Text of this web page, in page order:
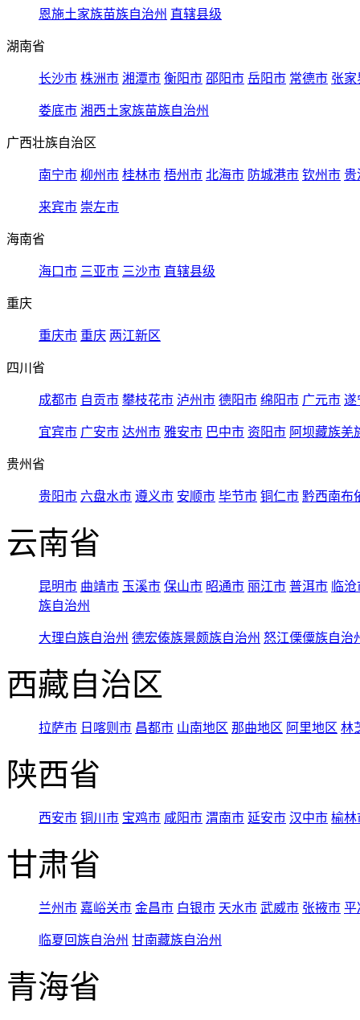
恩施土家族苗族自治州 直辖县级
湖南省
长沙市 株洲市 湘潭市 衡阳市 邵阳市 岳阳市 常德市 张家
娄底市 湘西土家族苗族自治州
广西壮族自治区
南宁市 柳州市 桂林市 梧州市 北海市 防城港市 钦州市 贵
来宾市 崇左市
海南省
海口市 三亚市 三沙市 直辖县级
重庆
重庆市 重庆 两江新区
四川省
成都市 自贡市 攀枝花市 泸州市 德阳市 绵阳市 广元市 遂
宜宾市 广安市 达州市 雅安市 巴中市 资阳市 阿坝藏族羌
贵州省
贵阳市 六盘水市 遵义市 安顺市 毕节市 铜仁市 黔西南布
云南省
昆明市 曲靖市 玉溪市 保山市 昭通市 丽江市 普洱市 临
族自治州
大理白族自治州 德宏傣族景颇族自治州 怒江傈僳族自治
西藏自治区
拉萨市 日喀则市 昌都市 山南地区 那曲地区 阿里地区 林
陕西省
西安市 铜川市 宝鸡市 咸阳市 渭南市 延安市 汉中市 榆林
甘肃省
兰州市 嘉峪关市 金昌市 白银市 天水市 武威市 张掖市 平
临夏回族自治州 甘南藏族自治州
青海省